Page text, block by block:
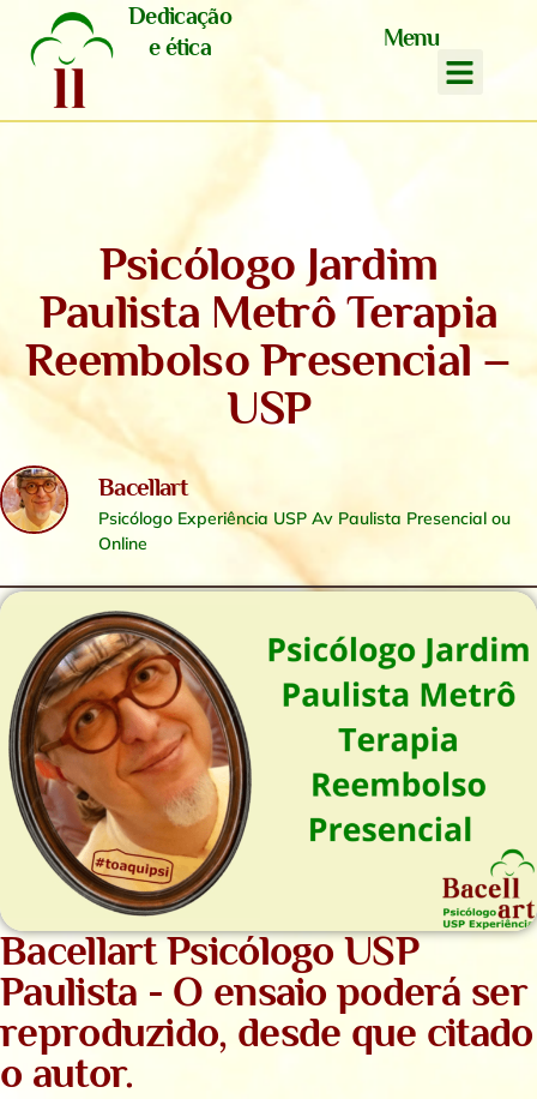
Dedicação
e ética
Menu
Psicólogo Jardim
Paulista Metrô Terapia
Reembolso Presencial –
USP
Bacellart
Psicólogo Experiência USP Av Paulista Presencial ou
Online
Bacellart Psicólogo USP
Paulista - O ensaio poderá ser
reproduzido, desde que citado
o autor.